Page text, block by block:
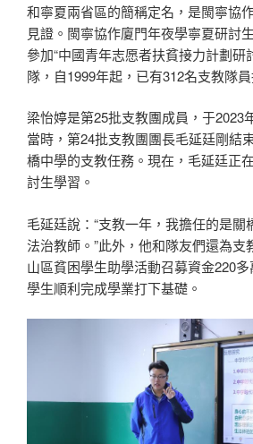
和寧夏兩省區的簡稱定名，是閩寧協
見證。閩寧協作廈門年夜學寧夏研討
參加“中國青年志愿者扶貧接力計劃研
隊，自1999年起，已有312名支教隊
梁怡婷是第25批支教團成員，于2023
當時，第24批支教團團長毛延廷剛結
橋中學的支教任務。現在，毛延廷正
討生學習。
毛延廷說：“支教一年，我擔任的是
法治教師。”此外，他和隊友們還為支
山區貧困學生助學活動召募資金220
學生順利完成學業打下基礎。